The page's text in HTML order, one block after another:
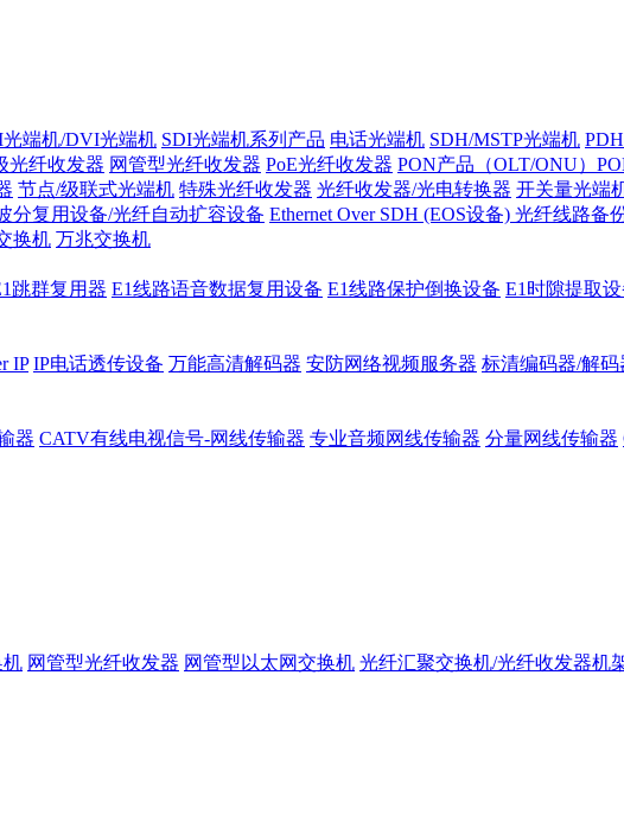
端机/DVI光端机 SDI光端机系列产品 电话光端机 SDH/MSTP光端机
光纤收发器 网管型光纤收发器 PoE光纤收发器 PON产品（OLT/ONU）
节点/级联式光端机 特殊光纤收发器 光纤收发器/光电转换器 开关量光端
分复用设备/光纤自动扩容设备 Ethernet Over SDH (EOS设备) 光纤线路备
换机 万兆交换机
跳群复用器 E1线路语音数据复用设备 E1线路保护倒换设备 E1时隙提取
IP IP电话透传设备 万能高清解码器 安防网络视频服务器 标清编码器/解码
器 CATV有线电视信号-网线传输器 专业音频网线传输器 分量网线传输器
机 网管型光纤收发器 网管型以太网交换机 光纤汇聚交换机/光纤收发器机